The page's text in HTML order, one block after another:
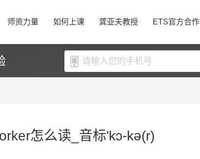
师资力量 如何上课 龚亚夫教授 ETS官方合作
怎么读_音标'kɔ-kə(r)